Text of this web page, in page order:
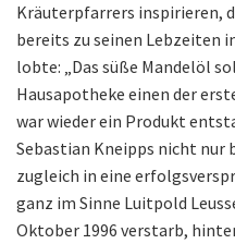
Kräuterpfarrers inspirieren,
bereits zu seinen Lebzeiten
lobte: „Das süße Mandelöl
Hausapotheke einen der
war wieder ein Produkt
Sebastian Kneipps nicht nur
zugleich in eine
ganz im Sinne Luitpold
Oktober 1996 verstarb,